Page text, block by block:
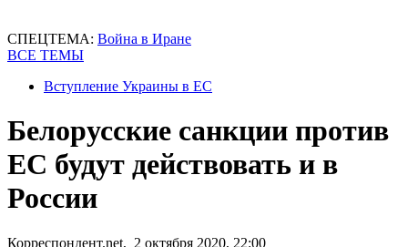
СПЕЦТЕМА: Война в Иране
ВСЕ ТЕМЫ
Вступление Украины в ЕС
Белорусские санкции против
ЕС будут действовать и в
России
Корреспондент.net, 2 октября 2020, 22:00